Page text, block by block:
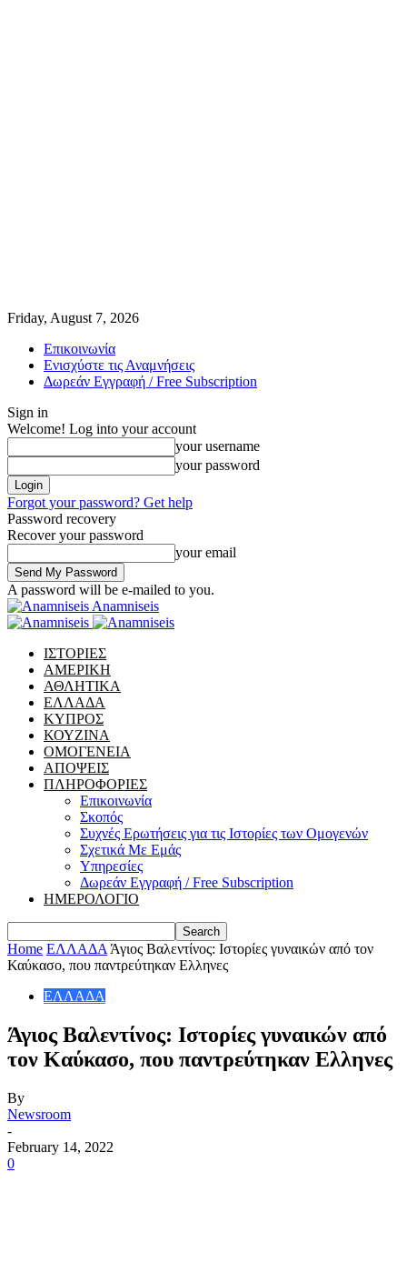
Friday, August 7, 2026
Επικοινωνία
Ενισχύστε τις Αναμνήσεις
Δωρεάν Εγγραφή / Free Subscription
Sign in
Welcome! Log into your account
your username
your password
Forgot your password? Get help
Password recovery
Recover your password
your email
A password will be e-mailed to you.
Anamniseis
ΙΣΤΟΡΙΕΣ
ΑΜΕΡΙΚΗ
ΑΘΛΗΤΙΚΑ
ΕΛΛΑΔΑ
ΚΥΠΡΟΣ
ΚΟΥΖΙΝΑ
ΟΜΟΓΕΝΕΙΑ
ΑΠΟΨΕΙΣ
ΠΛΗΡΟΦΟΡΙΕΣ
Επικοινωνία
Σκοπός
Συχνές Ερωτήσεις για τις Ιστορίες των Ομογενών
Σχετικά Με Εμάς
Υπηρεσίες
Δωρεάν Εγγραφή / Free Subscription
ΗΜΕΡΟΛΟΓΙΟ
Home ΕΛΛΑΔΑ Άγιος Βαλεντίνος: Ιστορίες γυναικών από τον
Καύκασο, που παντρεύτηκαν Ελληνες
ΕΛΛΑΔΑ
Άγιος Βαλεντίνος: Ιστορίες γυναικών από
τον Καύκασο, που παντρεύτηκαν Ελληνες
By
Newsroom
-
February 14, 2022
0